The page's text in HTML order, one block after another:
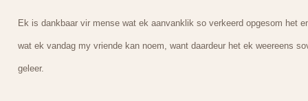
Ek is dankbaar vir mense wat ek aanvanklik so verkeerd opgesom het
wat ek vandag my vriende kan noem, want daardeur het ek weereens
geleer.